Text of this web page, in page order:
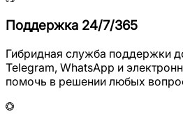
Поддержка 24/7/365
Гибридная служба поддержки
Telegram, WhatsApp и
помочь в решении любых